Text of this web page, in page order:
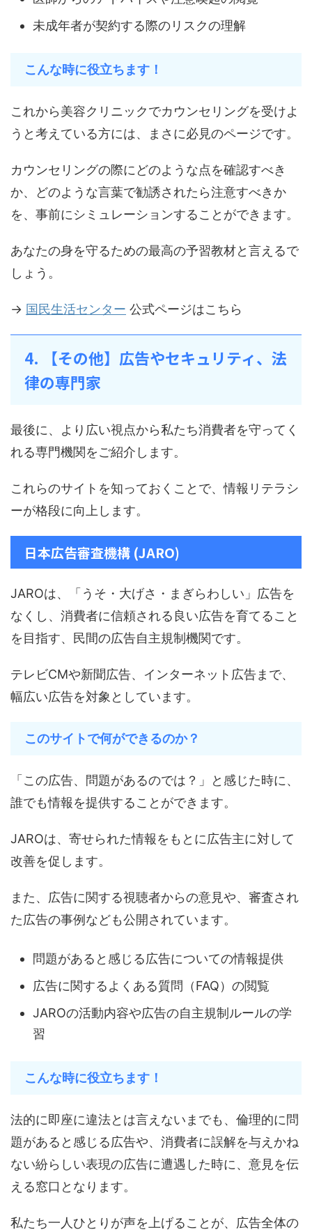
未成年者が契約する際のリスクの理解
こんな時に役立ちます！
これから美容クリニックでカウンセリングを受けよ
うと考えている方には、まさに必見のページです。
カウンセリングの際にどのような点を確認すべき
か、どのような言葉で勧誘されたら注意すべきか
を、事前にシミュレーションすることができます。
あなたの身を守るための最高の予習教材と言えるで
しょう。
→ 国民生活センター 公式ページはこちら
4. 【その他】広告やセキュリティ、法
律の専門家
最後に、より広い視点から私たち消費者を守ってく
れる専門機関をご紹介します。
これらのサイトを知っておくことで、情報リテラシ
ーが格段に向上します。
日本広告審査機構 (JARO)
JAROは、「うそ・大げさ・まぎらわしい」広告を
なくし、消費者に信頼される良い広告を育てること
を目指す、民間の広告自主規制機関です。
テレビCMや新聞広告、インターネット広告まで、
幅広い広告を対象としています。
このサイトで何ができるのか？
「この広告、問題があるのでは？」と感じた時に、
誰でも情報を提供することができます。
JAROは、寄せられた情報をもとに広告主に対して
改善を促します。
また、広告に関する視聴者からの意見や、審査され
た広告の事例なども公開されています。
問題があると感じる広告についての情報提供
広告に関するよくある質問（FAQ）の閲覧
JAROの活動内容や広告の自主規制ルールの学
習
こんな時に役立ちます！
法的に即座に違法とは言えないまでも、倫理的に問
題があると感じる広告や、消費者に誤解を与えかね
ない紛らしい表現の広告に遭遇した時に、意見を伝
える窓口となります。
私たち一人ひとりが声を上げることが、広告全体の